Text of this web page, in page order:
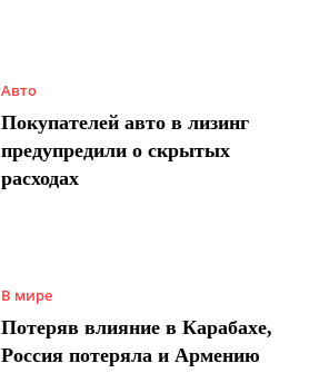
Авто
Покупателей авто в лизинг
предупредили о скрытых
расходах
В мире
Потеряв влияние в Карабахе,
Россия потеряла и Армению